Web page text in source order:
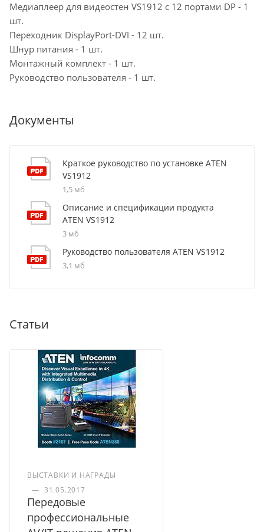
Медиаплеер для видеостен VS1912 с 12 портами DP - 1
шт.
Переходник DisplayPort-DVI - 12 шт.
Шнур питания - 1 шт.
Монтажный комплект - 1 шт.
Руководство пользователя - 1 шт.
Документы
Краткое руководство по установке ATEN
VS1912
1,5 мб
Описание и спецификации продукта
ATEN VS1912
3 мб
Руководство пользователя ATEN VS1912
3,1 мб
Статьи
ВЫСТАВКИ И НАГРАДЫ
— 31.05.2017
Передовые
профессиональные